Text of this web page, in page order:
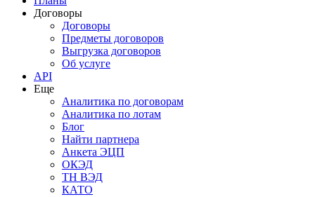
Договоры
Договоры
Предметы договоров
Выгрузка договоров
Об услуге
API
Еще
Аналитика по договорам
Аналитика по лотам
Блог
Найти партнера
Анкета ЭЦП
ОКЭД
ТН ВЭД
КАТО